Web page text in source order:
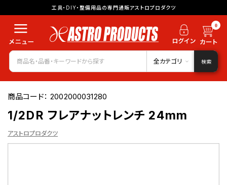
工具・DIY・整備用品の専門通販アストロプロダクツ
0
全カテゴリ 検索
商品コード：2002000031280
1/2DR フレアナットレンチ 24mm
アストロプロダクツ